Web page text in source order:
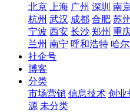
北京
上海 广州 深圳 南
杭州 武汉 成都 合肥 苏州
宁波 西安 长沙 郑州 重
兰州 南宁 呼和浩特 哈
社企号
博客
分类
市场营销 信息技术 创业
源 未分类